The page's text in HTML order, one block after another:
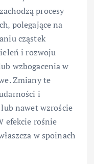
procesy
polegające na
cząstek
i rozwoju
wzbogacenia w
Zmiany te
i
nawet wzroście
efekcie rośnie
w spoinach